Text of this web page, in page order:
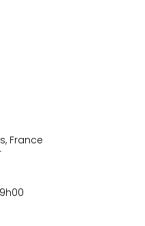
France